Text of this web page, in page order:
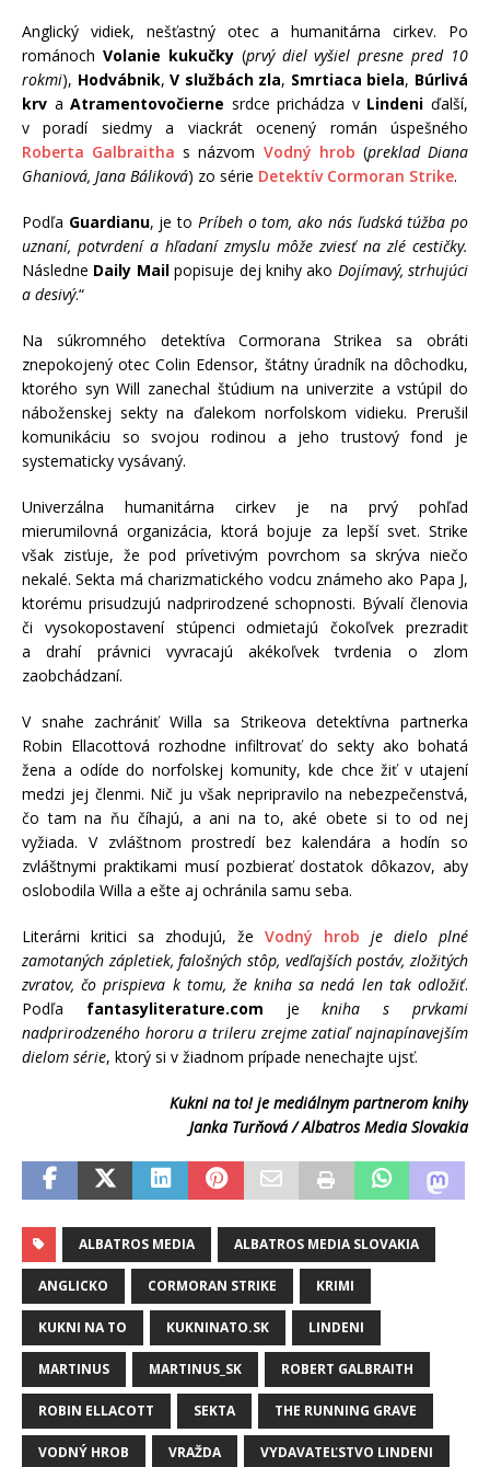
Anglický vidiek, nešťastný otec a humanitárna cirkev. Po
románoch Volanie kukučky(prvý diel vyšiel presne pred 10
rokmi), Hodvábnik,V službách zla, Smrtiaca biela, Búrlivá
krv aAtramentovočierne srdce prichádza v Lindeni ďalší,
v poradí siedmy a viackrát ocenený román úspešného
Roberta Galbraitha s názvom Vodný hrob (preklad Diana
Ghaniová, Jana Báliková) zo série Detektív Cormoran Strike.
Podľa Guardianu, je to Príbeh o tom, ako nás ľudská túžba po
uznaní, potvrdení a hľadaní zmyslu môže zviesť na zlé cestičky.
Následne Daily Mailpopisuje dej knihy ako Dojímavý, strhujúci
a desivý.“
Na súkromného detektíva Cormorana Strikea sa obráti
znepokojený otec Colin Edensor, štátny úradník na dôchodku,
ktorého syn Will zanechal štúdium na univerzite a vstúpil do
náboženskej sekty na ďalekom norfolskom vidieku. Prerušil
komunikáciu so svojou rodinou a jeho trustový fond je
systematicky vysávaný.
Univerzálna humanitárna cirkev je na prvý pohľad
mierumilovná organizácia, ktorá bojuje za lepší svet. Strike
však zisťuje, že pod prívetivým povrchom sa skrýva niečo
nekalé. Sekta má charizmatického vodcu známeho ako Papa J,
ktorému prisudzujú nadprirodzené schopnosti. Bývalí členovia
či vysokopostavení stúpenci odmietajú čokoľvek prezradiť
a drahí právnici vyvracajú akékoľvek tvrdenia o zlom
zaobchádzaní.
V snahe zachrániť Willa sa Strikeova detektívna partnerka
Robin Ellacottová rozhodne infiltrovať do sekty ako bohatá
žena a odíde do norfolskej komunity, kde chce žiť v utajení
medzi jej členmi. Nič ju však nepripravilo na nebezpečenstvá,
čo tam na ňu číhajú, a ani na to, aké obete si to od nej
vyžiada. V zvláštnom prostredí bez kalendára a hodín so
zvláštnymi praktikami musí pozbierať dostatok dôkazov, aby
oslobodila Willa a ešte aj ochránila samu seba.
Literárni kritici sa zhodujú, že Vodný hrob je dielo plné
zamotaných zápletiek, falošných stôp, vedľajších postáv, zložitých
zvratov, čo prispieva k tomu, že kniha sa nedá len tak odložiť.
Podľa fantasyliterature.com jekniha s prvkami
nadprirodzeného hororu a trileru zrejme zatiaľ najnapínavejším
dielom série, ktorý si v žiadnom prípade nenechajte ujsť.
Kukni na to! je mediálnym partnerom knihy
Janka Turňová / Albatros Media Slovakia
ALBATROS MEDIA ALBATROS MEDIA SLOVAKIA
ANGLICKO CORMORAN STRIKE KRIMI
KUKNI NA TO KUKNINATO.SK LINDENI
MARTINUS MARTINUS_SK ROBERT GALBRAITH
ROBIN ELLACOTT SEKTA THE RUNNING GRAVE
VODNÝ HROB VRAŽDA VYDAVATEĽSTVO LINDENI